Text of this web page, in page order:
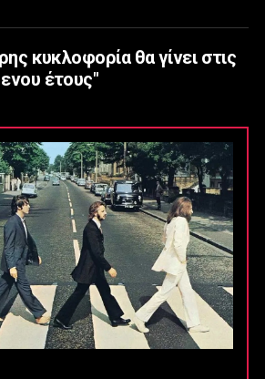
κυκλοφορία θα γίνει στις
έτους"